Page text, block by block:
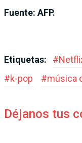
Fuente: AFP.
Etiquetas: #
#k-pop #música
Déjanos tus